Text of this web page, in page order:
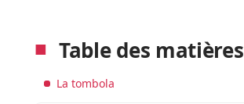
Table des matières
La tombola